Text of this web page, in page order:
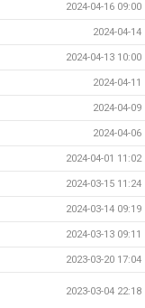
2024-04-16 09:00
2024-04-14
2024-04-13 10:00
2024-04-11
2024-04-09
2024-04-06
2024-04-01 11:02
2024-03-15 11:24
2024-03-14 09:19
2024-03-13 09:11
2023-03-20 17:04
2023-03-04 22:18